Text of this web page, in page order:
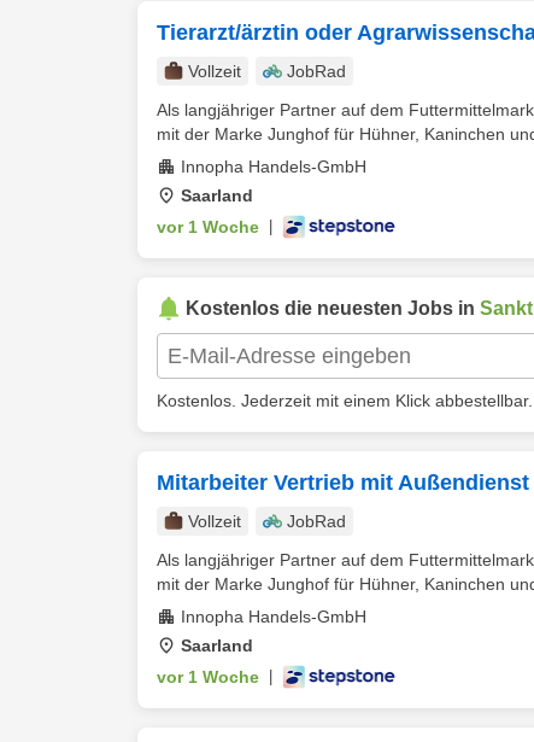
Tierarzt/ärztin oder
Vollzeit
JobRad
Als langjähriger Partner auf dem
mit der Marke Junghof für Hühner, Kaninchen
Innopha Handels-GmbH
Saarland
vor 1 Woche
Kostenlos die neuesten Jobs in Sankt
Kostenlos. Jederzeit mit einem Klick abbestellbar.
Mitarbeiter Vertrieb mit Außendienst
Vollzeit
JobRad
Als langjähriger Partner auf dem
mit der Marke Junghof für Hühner, Kaninchen
Innopha Handels-GmbH
Saarland
vor 1 Woche